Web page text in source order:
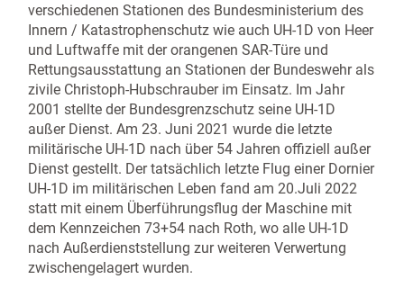
verschiedenen Stationen des Bundesministerium des
Innern / Katastrophenschutz wie auch UH-1D von Heer
und Luftwaffe mit der orangenen SAR-Türe und
Rettungsausstattung an Stationen der Bundeswehr als
zivile Christoph-Hubschrauber im Einsatz. Im Jahr
2001 stellte der Bundesgrenzschutz seine UH-1D
außer Dienst. Am 23. Juni 2021 wurde die letzte
militärische UH-1D nach über 54 Jahren offiziell außer
Dienst gestellt. Der tatsächlich letzte Flug einer Dornier
UH-1D im militärischen Leben fand am 20.Juli 2022
statt mit einem Überführungsflug der Maschine mit
dem Kennzeichen 73+54 nach Roth, wo alle UH-1D
nach Außerdienststellung zur weiteren Verwertung
zwischengelagert wurden.